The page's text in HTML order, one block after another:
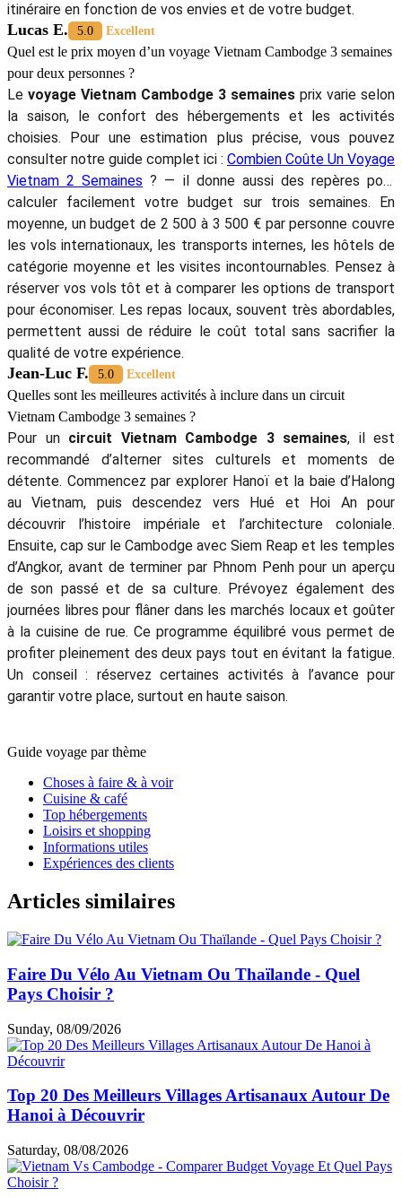
itinéraire en fonction de vos envies et de votre budget.
Lucas E. 5.0 Excellent
Quel est le prix moyen d’un voyage Vietnam Cambodge 3 semaines
pour deux personnes ?
Le voyage Vietnam Cambodge 3 semaines prix varie selon
la saison, le confort des hébergements et les activités
choisies. Pour une estimation plus précise, vous pouvez
consulter notre guide complet ici : Combien Coûte Un Voyage
Vietnam 2 Semaines ? — il donne aussi des repères pour
calculer facilement votre budget sur trois semaines. En
moyenne, un budget de 2 500 à 3 500 € par personne couvre
les vols internationaux, les transports internes, les hôtels de
catégorie moyenne et les visites incontournables. Pensez à
réserver vos vols tôt et à comparer les options de transport
pour économiser. Les repas locaux, souvent très abordables,
permettent aussi de réduire le coût total sans sacrifier la
qualité de votre expérience.
Jean-Luc F. 5.0 Excellent
Quelles sont les meilleures activités à inclure dans un circuit
Vietnam Cambodge 3 semaines ?
Pour un circuit Vietnam Cambodge 3 semaines, il est
recommandé d’alterner sites culturels et moments de
détente. Commencez par explorer Hanoï et la baie d’Halong
au Vietnam, puis descendez vers Hué et Hoi An pour
découvrir l’histoire impériale et l’architecture coloniale.
Ensuite, cap sur le Cambodge avec Siem Reap et les temples
d’Angkor, avant de terminer par Phnom Penh pour un aperçu
de son passé et de sa culture. Prévoyez également des
journées libres pour flâner dans les marchés locaux et goûter
à la cuisine de rue. Ce programme équilibré vous permet de
profiter pleinement des deux pays tout en évitant la fatigue.
Un conseil : réservez certaines activités à l’avance pour
garantir votre place, surtout en haute saison.
Guide voyage par thème
Choses à faire & à voir
Cuisine & café
Top hébergements
Loisirs et shopping
Informations utiles
Expériences des clients
Articles similaires
Faire Du Vélo Au Vietnam Ou Thaïlande - Quel
Pays Choisir ?
Sunday, 08/09/2026
Top 20 Des Meilleurs Villages Artisanaux Autour De
Hanoi à Découvrir
Saturday, 08/08/2026